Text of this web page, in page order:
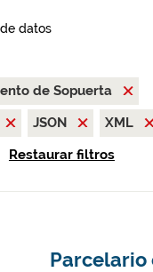
datos
de Sopuerta
JSON
XML
Restaurar filtros
Parcelario